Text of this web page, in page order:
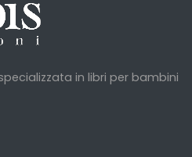
in libri per bambini